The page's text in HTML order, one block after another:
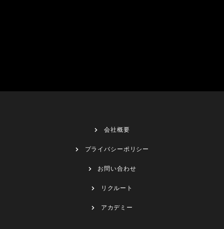
会社概要
プライバシーポリシー
お問い合わせ
リクルート
アカデミー